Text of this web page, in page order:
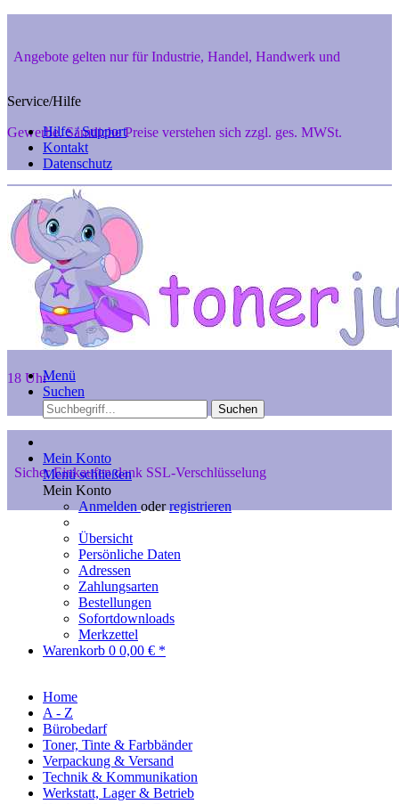
Angebote gelten nur für Industrie, Handel, Handwerk und
Gewerbe. Sämtliche Preise verstehen sich zzgl. ges. MWSt.
Private Endverbraucher aus 48346 Ostbevern und 48291 Telgte
können aber gerne telef. anfragen unter 02532-7242, Mo. - Fr. 8 -
18 Uhr
Sicher Einkaufen dank SSL-Verschlüsselung
Service/Hilfe
Hilfe / Support
Kontakt
Datenschutz
Menü
Suchen
Suchen
Mein Konto
Menü schließen
Mein Konto
Anmelden oderregistrieren
Übersicht
Persönliche Daten
Adressen
Zahlungsarten
Bestellungen
Sofortdownloads
Merkzettel
Warenkorb 0 0,00 € *
Home
A - Z
Bürobedarf
Toner, Tinte & Farbbänder
Verpackung & Versand
Technik & Kommunikation
Werkstatt, Lager & Betrieb